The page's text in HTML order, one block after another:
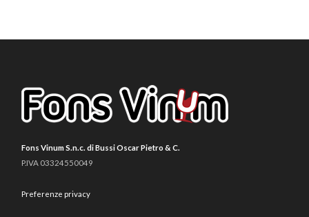
Fons Vinum S.n.c. di Bussi Oscar Pietro & C.
P.IVA 03324550049
Preferenze privacy